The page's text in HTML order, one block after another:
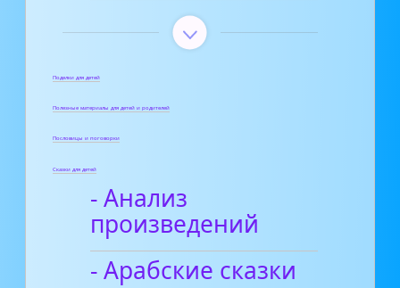
Поделки для детей
Полезные материалы для детей и родителей
Пословицы и поговорки
Сказки для детей
- Анализ
произведений
- Арабские сказки